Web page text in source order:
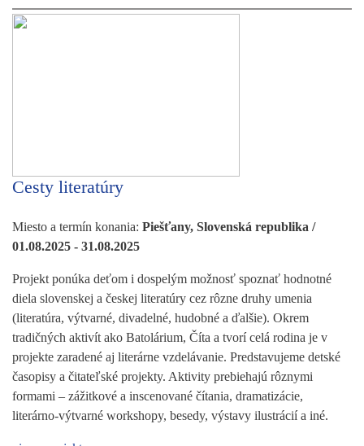
Cesty literatúry
Miesto a termín konania: Piešťany, Slovenská republika /
01.08.2025 - 31.08.2025
Projekt ponúka deťom i dospelým možnosť spoznať hodnotné
diela slovenskej a českej literatúry cez rôzne druhy umenia
(literatúra, výtvarné, divadelné, hudobné a ďalšie). Okrem
tradičných aktivít ako Batolárium, Číta a tvorí celá rodina je v
projekte zaradené aj literárne vzdelávanie. Predstavujeme detské
časopisy a čitateľské projekty. Aktivity prebiehajú rôznymi
formami – zážitkové a inscenované čítania, dramatizácie,
literárno-výtvarné workshopy, besedy, výstavy ilustrácií a iné.